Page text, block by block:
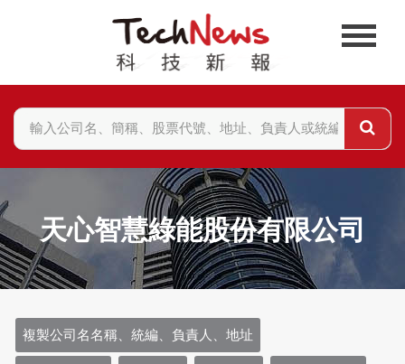
天心智慧綠能股份有限公司
複製公司名名稱、統編、負責人、地址